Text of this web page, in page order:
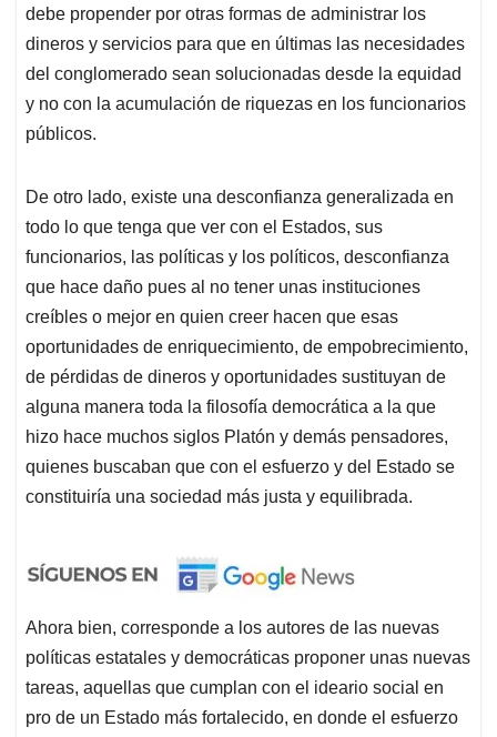
debe propender por otras formas de administrar los
dineros y servicios para que en últimas las necesidades
del conglomerado sean solucionadas desde la equidad
y no con la acumulación de riquezas en los funcionarios
públicos.
De otro lado, existe una desconfianza generalizada en
todo lo que tenga que ver con el Estados, sus
funcionarios, las políticas y los políticos, desconfianza
que hace daño pues al no tener unas instituciones
creíbles o mejor en quien creer hacen que esas
oportunidades de enriquecimiento, de empobrecimiento,
de pérdidas de dineros y oportunidades sustituyan de
alguna manera toda la filosofía democrática a la que
hizo hace muchos siglos Platón y demás pensadores,
quienes buscaban que con el esfuerzo y del Estado se
constituiría una sociedad más justa y equilibrada.
Ahora bien, corresponde a los autores de las nuevas
políticas estatales y democráticas proponer unas nuevas
tareas, aquellas que cumplan con el ideario social en
pro de un Estado más fortalecido, en donde el esfuerzo